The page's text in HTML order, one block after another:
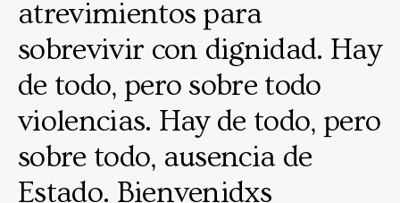
atrevimientos para
sobrevivir con dignidad. Hay
de todo, pero sobre todo
violencias. Hay de todo, pero
sobre todo, ausencia de
Estado. Bienvenidxs